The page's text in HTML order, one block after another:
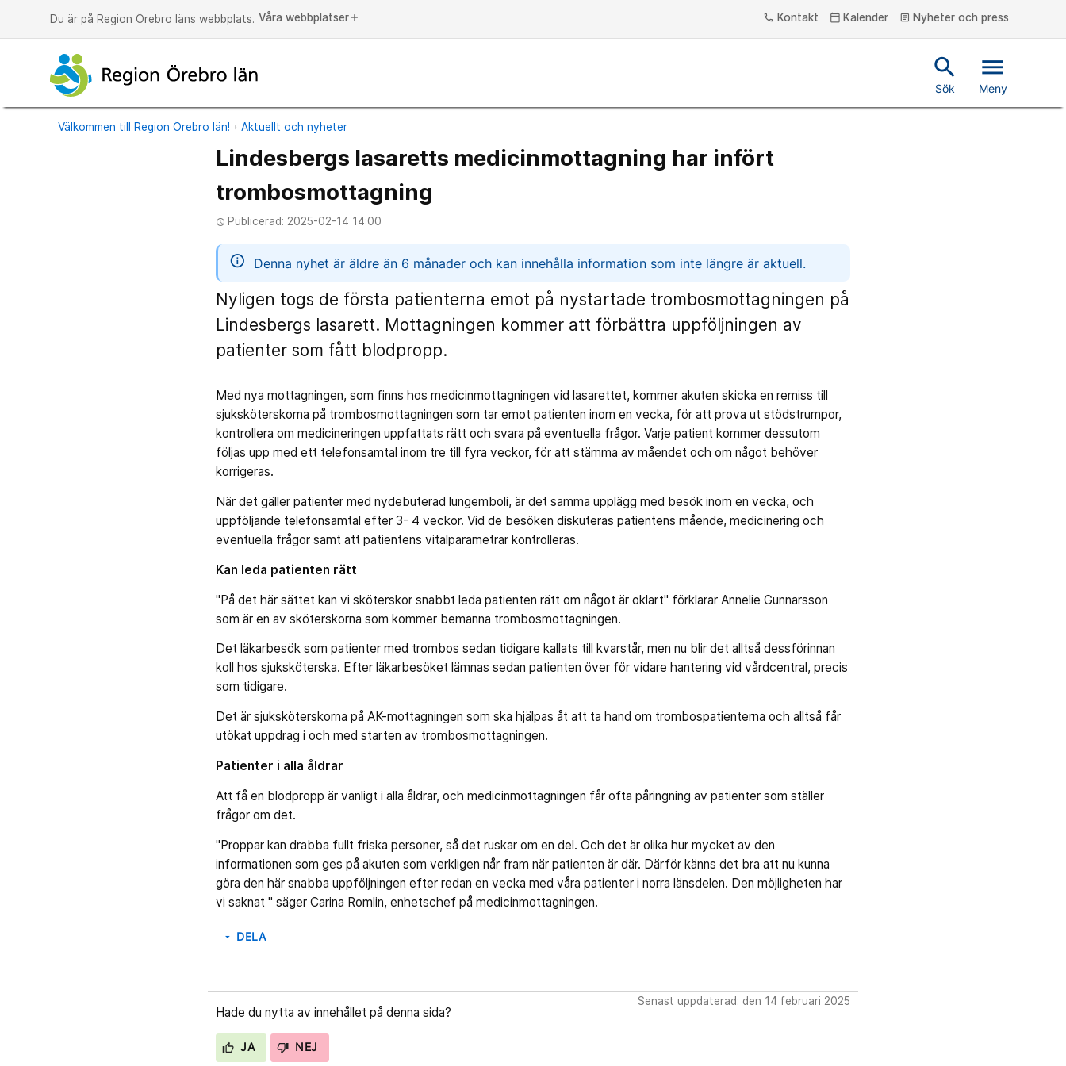
Du är på Region Örebro läns webbplats. Våra webbplatser add phone Kontakt calendar_today Kalender article Nyheter och press
search
Sök
menu
Meny
Välkommen till Region Örebro län! Aktuellt och nyheter
Lindesbergs lasaretts medicinmottagning har infört
trombosmottagning
access_time Publicerad: 2025-02-14 14:00
information
Denna nyhet är äldre än 6 månader och kan innehålla information som inte längre är aktuell.
Nyligen togs de första patienterna emot på nystartade trombosmottagningen på
Lindesbergs lasarett. Mottagningen kommer att förbättra uppföljningen av
patienter som fått blodpropp.
Med nya mottagningen, som finns hos medicinmottagningen vid lasarettet, kommer akuten skicka en remiss till
sjuksköterskorna på trombosmottagningen som tar emot patienten inom en vecka, för att prova ut stödstrumpor,
kontrollera om medicineringen uppfattats rätt och svara på eventuella frågor. Varje patient kommer dessutom
följas upp med ett telefonsamtal inom tre till fyra veckor, för att stämma av måendet och om något behöver
korrigeras.
När det gäller patienter med nydebuterad lungemboli, är det samma upplägg med besök inom en vecka, och
uppföljande telefonsamtal efter 3- 4 veckor. Vid de besöken diskuteras patientens mående, medicinering och
eventuella frågor samt att patientens vitalparametrar kontrolleras.
Kan leda patienten rätt
"På det här sättet kan vi sköterskor snabbt leda patienten rätt om något är oklart" förklarar Annelie Gunnarsson
som är en av sköterskorna som kommer bemanna trombosmottagningen.
Det läkarbesök som patienter med trombos sedan tidigare kallats till kvarstår, men nu blir det alltså dessförinnan
koll hos sjuksköterska. Efter läkarbesöket lämnas sedan patienten över för vidare hantering vid vårdcentral, precis
som tidigare.
Det är sjuksköterskorna på AK-mottagningen som ska hjälpas åt att ta hand om trombospatienterna och alltså får
utökat uppdrag i och med starten av trombosmottagningen.
Patienter i alla åldrar
Att få en blodpropp är vanligt i alla åldrar, och medicinmottagningen får ofta påringning av patienter som ställer
frågor om det.
"Proppar kan drabba fullt friska personer, så det ruskar om en del. Och det är olika hur mycket av den
informationen som ges på akuten som verkligen når fram när patienten är där. Därför känns det bra att nu kunna
göra den här snabba uppföljningen efter redan en vecka med våra patienter i norra länsdelen. Den möjligheten har
vi saknat " säger Carina Romlin, enhetschef på medicinmottagningen.
arrow_drop_down DELA
Hade du nytta av innehållet på denna sida?
JA NEJ
Senast uppdaterad: den 14 februari 2025